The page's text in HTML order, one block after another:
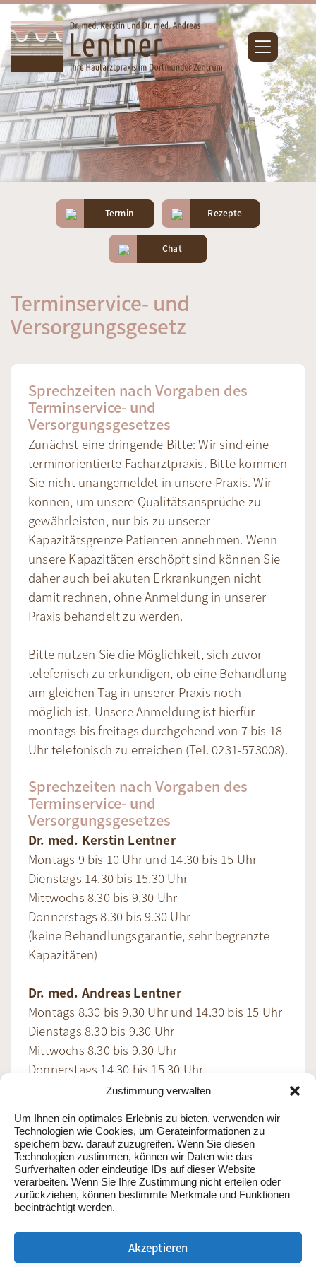
Zustimmung verwalten
Um Ihnen ein optimales Erlebnis zu bieten, verwenden wir
Technologien wie Cookies, um Geräteinformationen zu
speichern bzw. darauf zuzugreifen. Wenn Sie diesen
Technologien zustimmen, können wir Daten wie das
Surfverhalten oder eindeutige IDs auf dieser Website
verarbeiten. Wenn Sie Ihre Zustimmung nicht erteilen oder
zurückziehen, können bestimmte Merkmale und Funktionen
beeinträchtigt werden.
Akzeptieren
Termin Rezepte
Chat
Terminservice- und
Versorgungsgesetz
Sprechzeiten nach Vorgaben des
Terminservice- und
Versorgungsgesetzes
Zunächst eine dringende Bitte: Wir sind eine
terminorientierte Facharztpraxis. Bitte kommen
Sie nicht unangemeldet in unsere Praxis. Wir
können, um unsere Qualitätsansprüche zu
gewährleisten, nur bis zu unserer
Kapazitätsgrenze Patienten annehmen. Wenn
unsere Kapazitäten erschöpft sind können Sie
daher auch bei akuten Erkrankungen nicht
damit rechnen, ohne Anmeldung in unserer
Praxis behandelt zu werden.
Bitte nutzen Sie die Möglichkeit, sich zuvor
telefonisch zu erkundigen, ob eine Behandlung
am gleichen Tag in unserer Praxis noch
möglich ist. Unsere Anmeldung ist hierfür
montags bis freitags durchgehend von 7 bis 18
Uhr telefonisch zu erreichen (Tel. 0231-573008).
Sprechzeiten nach Vorgaben des
Terminservice- und
Versorgungsgesetzes
Dr. med. Kerstin Lentner
Montags 9 bis 10 Uhr und 14.30 bis 15 Uhr
Dienstags 14.30 bis 15.30 Uhr
Mittwochs 8.30 bis 9.30 Uhr
Donnerstags 8.30 bis 9.30 Uhr
(keine Behandlungsgarantie, sehr begrenzte
Kapazitäten)
Dr. med. Andreas Lentner
Montags 8.30 bis 9.30 Uhr und 14.30 bis 15 Uhr
Dienstags 8.30 bis 9.30 Uhr
Mittwochs 8.30 bis 9.30 Uhr
Donnerstags 14.30 bis 15.30 Uhr
Freitags 8.30 bis 9.30 Uhr
Kapazitäten)